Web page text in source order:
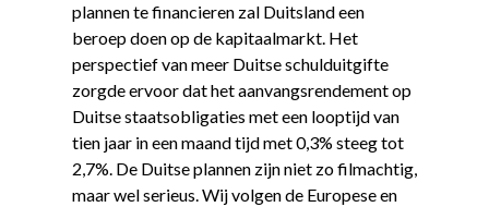
plannen te financieren zal Duitsland een
beroep doen op de kapitaalmarkt. Het
perspectief van meer Duitse schulduitgifte
zorgde ervoor dat het aanvangsrendement op
Duitse staatsobligaties met een looptijd van
tien jaar in een maand tijd met 0,3% steeg tot
2,7%. De Duitse plannen zijn niet zo filmachtig,
maar wel serieus. Wij volgen de Europese en